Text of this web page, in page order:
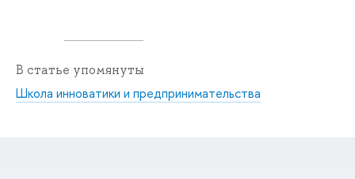
В статье упомянуты
Школа инноватики и предпринимательства